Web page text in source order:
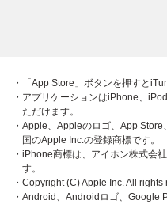
・「App Store」ボタンを押すと
・アプリケーションはiPhone、
ただけます。
・Apple、Appleのロゴ、App
国のApple Inc.の登録商標です。
・iPhone商標は、アイホン株式会
す。
・Copyright (C) Apple Inc. All rights
・Android、Androidロゴ、Google